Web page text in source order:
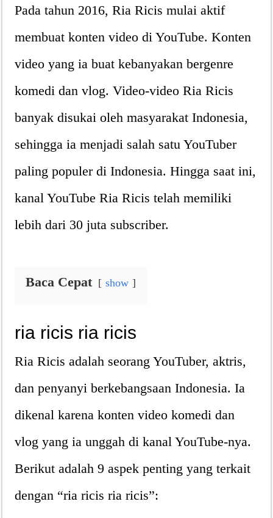
Pada tahun 2016, Ria Ricis mulai aktif
membuat konten video di YouTube. Konten
video yang ia buat kebanyakan bergenre
komedi dan vlog. Video-video Ria Ricis
banyak disukai oleh masyarakat Indonesia,
sehingga ia menjadi salah satu YouTuber
paling populer di Indonesia. Hingga saat ini,
kanal YouTube Ria Ricis telah memiliki
lebih dari 30 juta subscriber.
Baca Cepat show
ria ricis ria ricis
Ria Ricis adalah seorang YouTuber, aktris,
dan penyanyi berkebangsaan Indonesia. Ia
dikenal karena konten video komedi dan
vlog yang ia unggah di kanal YouTube-nya.
Berikut adalah 9 aspek penting yang terkait
dengan “ria ricis ria ricis”: